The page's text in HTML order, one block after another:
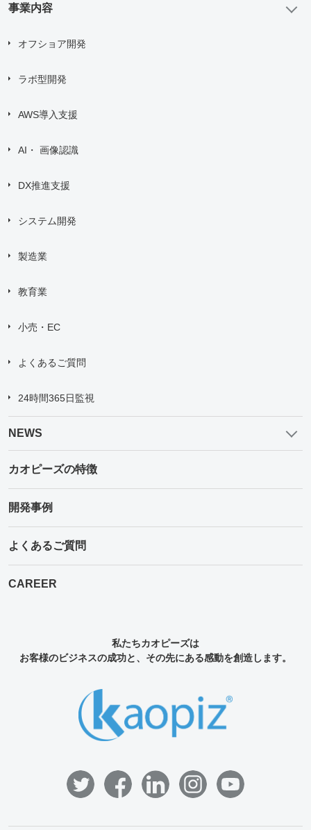
事業内容
オフショア開発
ラボ型開発
AWS導入支援
AI・ 画像認識
DX推進支援
システム開発
製造業
教育業
小売・EC
よくあるご質問
24時間365日監視
NEWS
カオピーズの特徴
開発事例
よくあるご質問
CAREER
私たちカオピーズは
お客様のビジネスの成功と、その先にある感動を創造します。